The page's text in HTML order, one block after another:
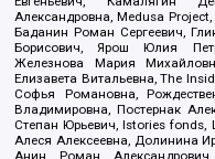
Александровна, Medusa
Баданин Роман Сергеевич,
Борисович, Ярош Юлия
Железнова Мария
Елизавета Витальевна, The
Софья Романовна,
Владимировна, Постернак
Степан Юрьевич, Istories
Алеся Алексеевна, Долинина
Анин Роман